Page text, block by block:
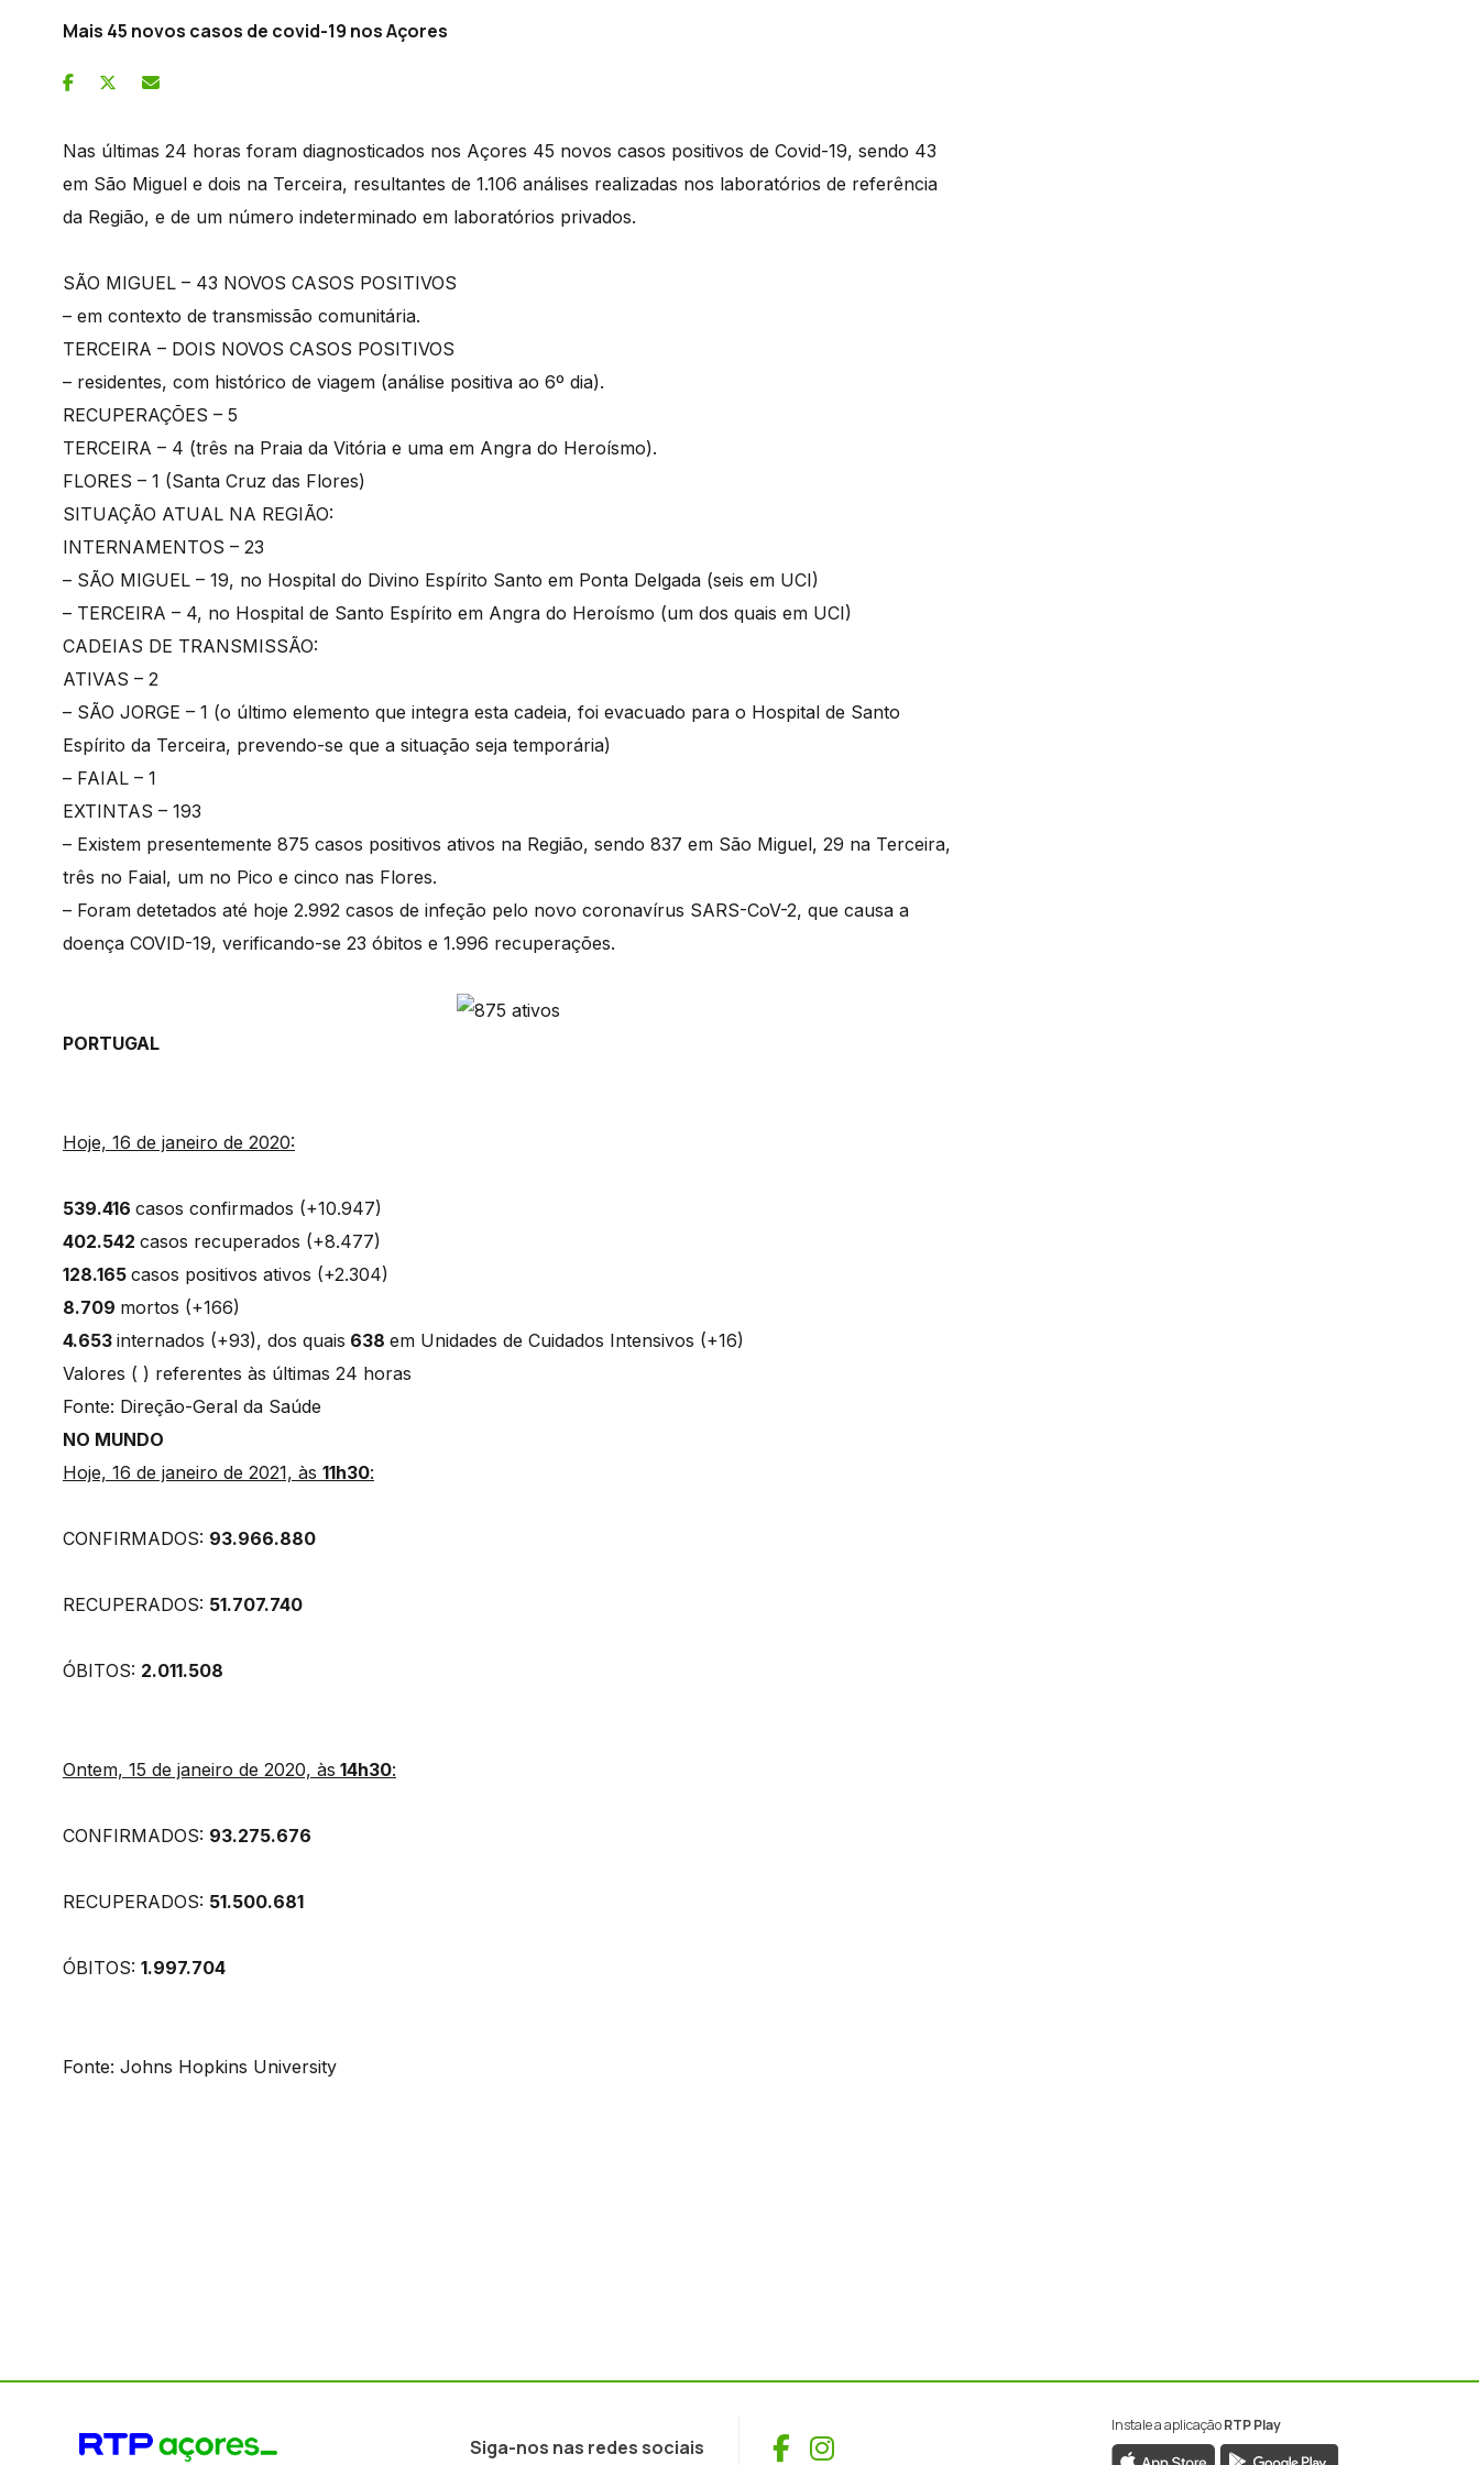
Mais 45 novos casos de covid-19 nos Açores
Nas últimas 24 horas foram diagnosticados nos Açores 45 novos casos positivos de Covid-19, sendo 43
em São Miguel e dois na Terceira, resultantes de 1.106 análises realizadas nos laboratórios de referência
da Região, e de um número indeterminado em laboratórios privados.
SÃO MIGUEL – 43 NOVOS CASOS POSITIVOS
– em contexto de transmissão comunitária.
TERCEIRA – DOIS NOVOS CASOS POSITIVOS
– residentes, com histórico de viagem (análise positiva ao 6º dia).
RECUPERAÇÕES – 5
TERCEIRA – 4 (três na Praia da Vitória e uma em Angra do Heroísmo).
FLORES – 1 (Santa Cruz das Flores)
SITUAÇÃO ATUAL NA REGIÃO:
INTERNAMENTOS – 23
– SÃO MIGUEL – 19, no Hospital do Divino Espírito Santo em Ponta Delgada (seis em UCI)
– TERCEIRA – 4, no Hospital de Santo Espírito em Angra do Heroísmo (um dos quais em UCI)
CADEIAS DE TRANSMISSÃO:
ATIVAS – 2
– SÃO JORGE – 1 (o último elemento que integra esta cadeia, foi evacuado para o Hospital de Santo
Espírito da Terceira, prevendo-se que a situação seja temporária)
– FAIAL – 1
EXTINTAS – 193
– Existem presentemente 875 casos positivos ativos na Região, sendo 837 em São Miguel, 29 na Terceira,
três no Faial, um no Pico e cinco nas Flores.
– Foram detetados até hoje 2.992 casos de infeção pelo novo coronavírus SARS-CoV-2, que causa a
doença COVID-19, verificando-se 23 óbitos e 1.996 recuperações.
PORTUGAL
Hoje, 16 de janeiro de 2020:
539.416 casos confirmados (+10.947)
402.542 casos recuperados (+8.477)
128.165 casos positivos ativos (+2.304)
8.709 mortos (+166)
4.653 internados (+93), dos quais 638 em Unidades de Cuidados Intensivos (+16)
Valores ( ) referentes às últimas 24 horas
Fonte: Direção-Geral da Saúde
NO MUNDO
Hoje, 16 de janeiro de 2021, às 11h30:
CONFIRMADOS: 93.966.880
RECUPERADOS: 51.707.740
ÓBITOS: 2.011.508
Ontem, 15 de janeiro de 2020, às 14h30:
CONFIRMADOS: 93.275.676
RECUPERADOS: 51.500.681
ÓBITOS: 1.997.704
Fonte: Johns Hopkins University
Siga-nos nas redes sociais Facebook
Instagram
Instale a aplicaçãoRTP Play